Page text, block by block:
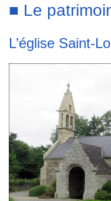
■ Le
L’église Saint-